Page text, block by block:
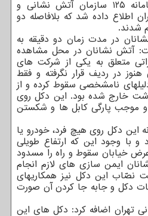
و
اطلاع داده شد که بلافاصله دو
شدند.
در مدت زمان دو دقیقه به
آتش نشانان در محل مشاهده
متعلق به یکی از شرکت های
هنوز در ردیف قرار نگرفته و فقط
نامشخصی سقوط کرده و از
خارج شده بود. این دکل روی
موجب پارگی کابل ها و شکستن
این دکل روی هیچ فرد، خودرو یا
و با وجود این که ارتفاع طویلی
خیابان سقوط و راه را مسدود
ایمن سازی های لازم انجام
نصّاب این دکل نیز همکاریهای
دکل و جابه جا کردن آن صورت
تهران اضافه کرد: دکل های این